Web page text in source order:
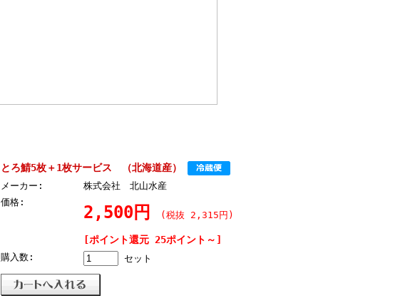
とろ鯖5枚＋1枚サービス （北海道産）
メーカー:
株式会社 北山水産
価格:
2,500円 (税抜 2,315円)
[ポイント還元 25ポイント～]
購入数: セット